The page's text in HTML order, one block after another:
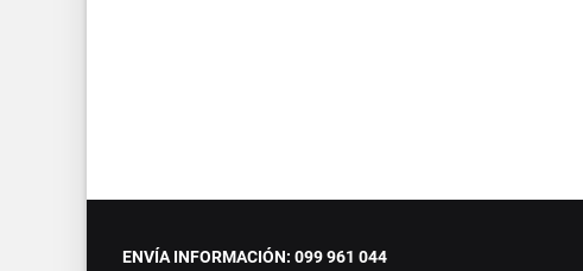
ENVÍA INFORMACIÓN: 099 961 044